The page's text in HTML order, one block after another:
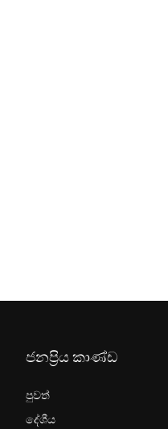
ජනප්‍රිය කාණ්ඩ
පුවත්
දේශීය